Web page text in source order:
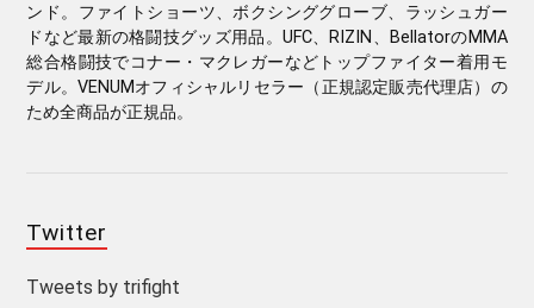
ンド。ファイトショーツ、ボクシンググローブ、ラッシュガー
ドなど最新の格闘技グッズ用品。UFC、RIZIN、BellatorのMMA
総合格闘技でコナー・マクレガーなどトップファイター着用モ
デル。VENUMオフィシャルリセラー（正規認定販売代理店）の
ため全商品が正規品。
Twitter
Tweets by trifight